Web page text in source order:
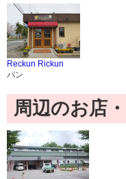
Reckun Rickun
パン
周辺のお店